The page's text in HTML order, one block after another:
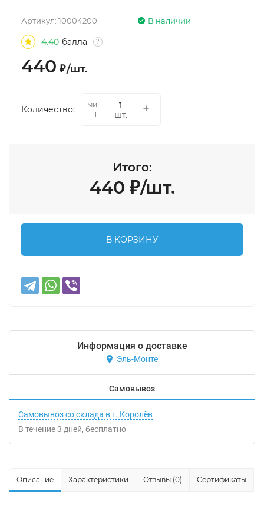
В наличии
Артикул: 10004200
4.40 балла ?
440 ₽/шт.
Количество:
мин.
1
шт.
Итого:
440 ₽/шт.
В КОРЗИНУ
Информация о доставке
Эль-Монте
Самовывоз
Самовывоз со склада в г. Королёв
В течение3 дней Бесплатно
Описание Характеристики Отзывы (0) Сертификаты